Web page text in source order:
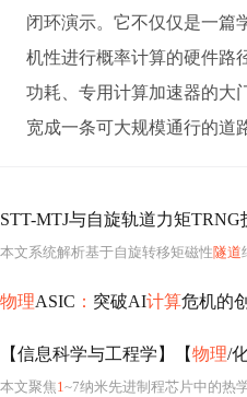
闭环演示。它不仅仅是一篇
机性进行概率计算的硬件路
功耗、专用计算加速器的大
宽成一条可大规模通行的道
STT-MTJ与自旋轨道力矩TRNG
本文系统解析基于自旋转移矩磁性隧道
物理ASIC ： 突破AI计算危机的
【信息科学与工程学】【物理/
本文聚焦1~7纳米先进制程芯片中的热